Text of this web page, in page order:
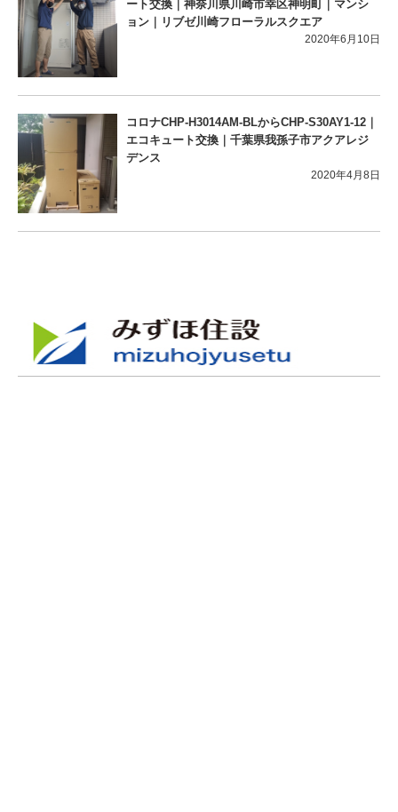
ート交換｜神奈川県川崎市幸区神明町｜マンシ
ョン｜リブゼ川崎フローラルスクエア
2020年6月10日
コロナCHP-H3014AM-BLからCHP-S30AY1-12｜
エコキュート交換｜千葉県我孫子市アクアレジ
デンス
2020年4月8日